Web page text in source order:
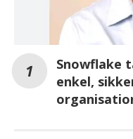
Snowflake
enkel,